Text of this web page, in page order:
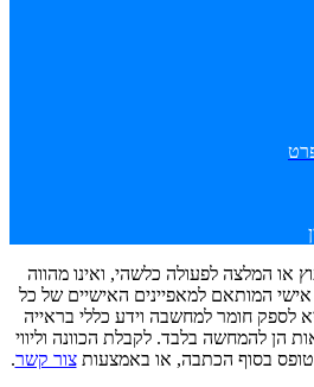
או המלצה לפעולה כלשהי, ואינו מהווה
אישי המותאם למאפיינים האישיים של כל
חומר למחשבה וידע כללי בראייה
הן להמחשה בלבד. לקבלת הכוונה וליווי
בסוף הכתבה, או באמצעותצור קשר.